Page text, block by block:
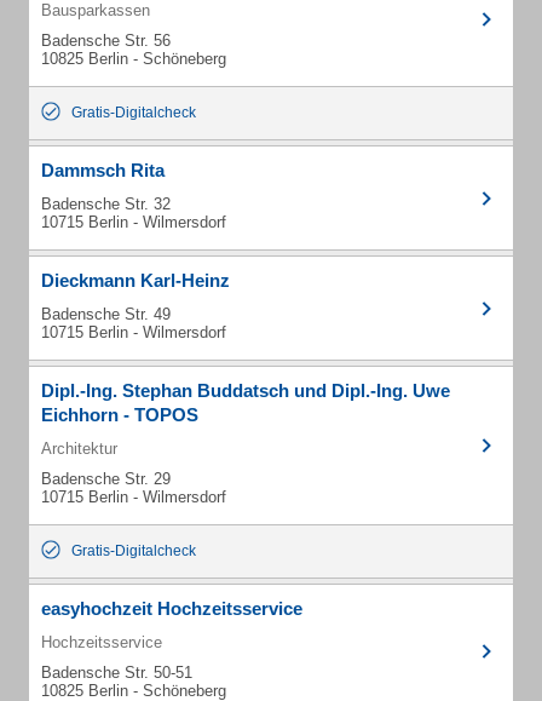
Bausparkassen
Badensche Str. 56
10825 Berlin - Schöneberg
Gratis-Digitalcheck
Dammsch Rita
Badensche Str. 32
10715 Berlin - Wilmersdorf
Dieckmann Karl-Heinz
Badensche Str. 49
10715 Berlin - Wilmersdorf
Dipl.-Ing. Stephan Buddatsch und Dipl.-Ing. Uwe
Eichhorn - TOPOS
Architektur
Badensche Str. 29
10715 Berlin - Wilmersdorf
Gratis-Digitalcheck
easyhochzeit Hochzeitsservice
Hochzeitsservice
Badensche Str. 50-51
10825 Berlin - Schöneberg